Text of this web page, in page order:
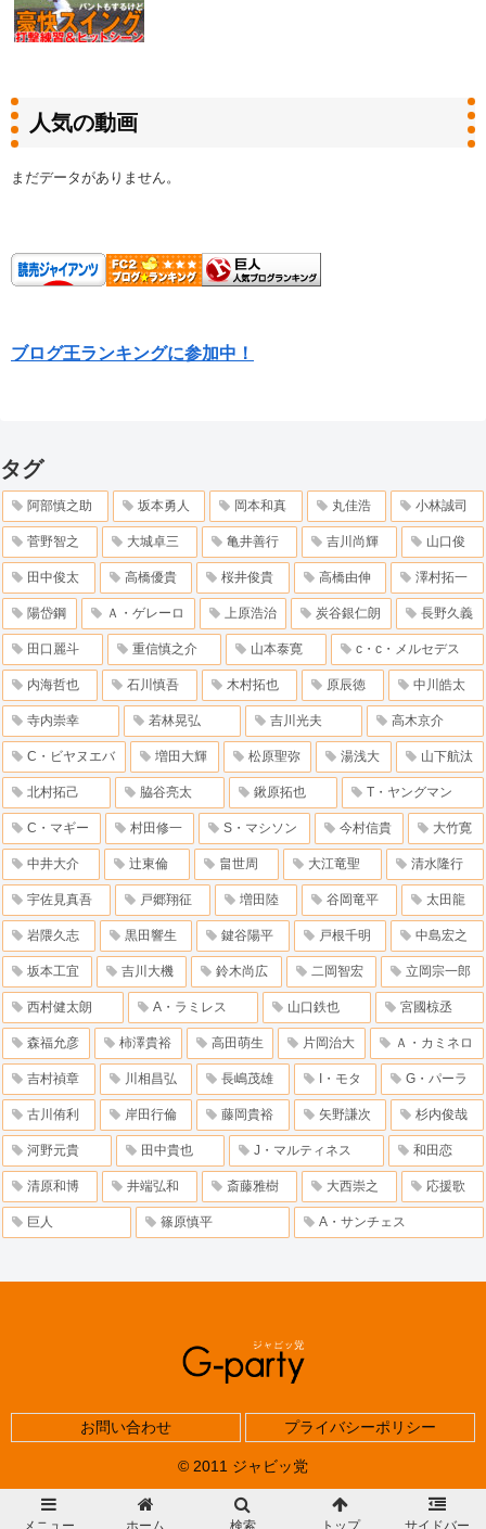
人気の動画
まだデータがありません。
ブログ王ランキングに参加中！
タグ
阿部慎之助 坂本勇人 岡本和真 丸佳浩 小林誠司
菅野智之 大城卓三 亀井善行 吉川尚輝 山口俊
田中俊太 高橋優貴 桜井俊貴 高橋由伸 澤村拓一
陽岱鋼 Ａ・ゲレーロ 上原浩治 炭谷銀仁朗 長野久義
田口麗斗 重信慎之介 山本泰寛 c・c・メルセデス
内海哲也 石川慎吾 木村拓也 原辰徳 中川皓太
寺内崇幸 若林晃弘 吉川光夫 高木京介
C・ビヤヌエバ 増田大輝 松原聖弥 湯浅大 山下航汰
北村拓己 脇谷亮太 鍬原拓也 T・ヤングマン
C・マギー 村田修一 S・マシソン 今村信貴 大竹寛
中井大介 辻東倫 畠世周 大江竜聖 清水隆行
宇佐見真吾 戸郷翔征 増田陸 谷岡竜平 太田龍
岩隈久志 黒田響生 鍵谷陽平 戸根千明 中島宏之
坂本工宜 吉川大機 鈴木尚広 二岡智宏 立岡宗一郎
西村健太朗 A・ラミレス 山口鉄也 宮國椋丞
森福允彦 柿澤貴裕 高田萌生 片岡治大 Ａ・カミネロ
吉村禎章 川相昌弘 長嶋茂雄 I・モタ G・パーラ
古川侑利 岸田行倫 藤岡貴裕 矢野謙次 杉内俊哉
河野元貴 田中貴也 J・マルティネス 和田恋
清原和博 井端弘和 斎藤雅樹 大西崇之 応援歌
巨人 篠原慎平 A・サンチェス
お問い合わせ プライバシーポリシー
© 2011 ジャビッ党
メニュー ホーム 検索 トップ サイドバー